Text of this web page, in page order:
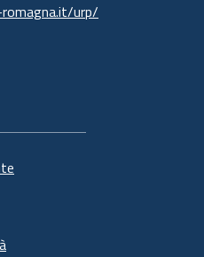
urp/